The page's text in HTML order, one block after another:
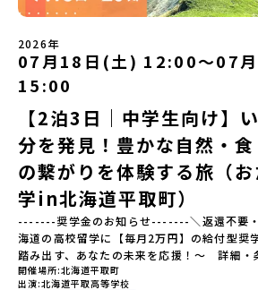
【5/8(金)】熊本県芦北町▼おためし地域留
体験」のプログラム開催情報を公式LINEにて
ださい♪気になることや不安な点は、LINEか
い。👉 【LINE登録はこちら】
も知られる「有田焼」は、この窯業の中か
史の中で積み重ねられてきた技術や工夫、
い”が、この町には残っています。また、文
「日本の20世紀遺産」に認定されるなど日本
町です。さらに、有田町には「日本の棚田百
棚田（たなだ）」や「名水百選」や「水源の
「竜門峡（りゅうもんきょう）」など、思
ような自然も広がり、歴史・文化・自然が
会える場所です。そんな歴史・文化が豊かな
町を歩きながら学ぶフィールドワークをした
わる職人、町で暮らすプロデザイナー、地元
と交流しながら「伝統的なものづくり」や「
緒に探求できます。ただ体験するだけじゃな
なんだろう？” “自分だったらどんなデザイ
に考える時間も、このプログラムの大切な
会う人や体験が、自分の「好き」や「未来
せん。この町でしかできない、ちょっと特別
2026年
07月18日(土) 12:00〜07
15:00
【2泊3日｜中学生向け】
分を発見！豊かな自然・
の繋がりを体験する旅（
学in北海道平取町）
-------奨学金のお知らせ-------＼返還不要
海道の高校留学に【毎月2万円】の給付型奨
踏み出す、あなたの未来を応援！～ 詳細
---------------------------＜体験費・宿泊費
開催場所 北海道平取町
出演 北海道平取高等学校